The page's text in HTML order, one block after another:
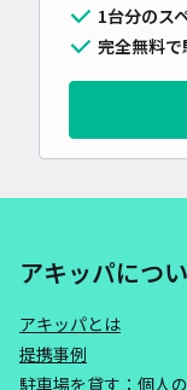
1台分のス
完全無料
アキッパにつ
アキッパとは
提携事例
駐車場を貸す：個人